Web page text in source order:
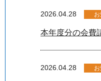
2026.04.28
本年度分の会費
2026.04.28